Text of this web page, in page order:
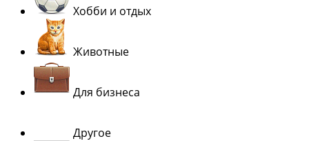
Хобби и отдых
Животные
Для бизнеса
Другое